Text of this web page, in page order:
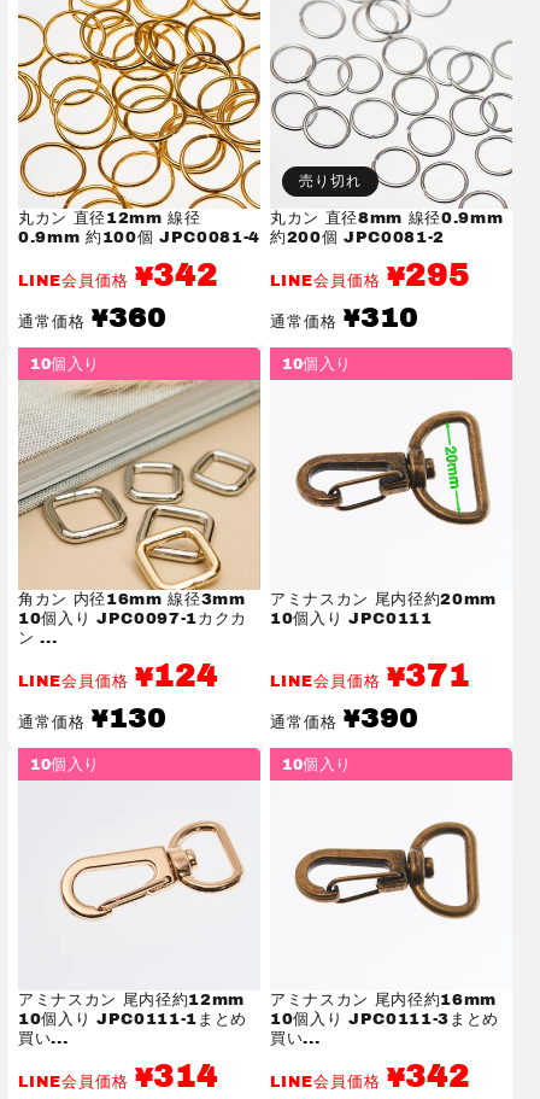
丸カン 直径12mm 線径
0.9mm 約100個 JPC0081-4
LINE会員価格 ¥342
通常価格
通
常
価
格
¥360
売り切れ
丸カン 直径8mm 線径0.9mm
約200個 JPC0081-2
LINE会員価格 ¥295
通常価格
通
常
価
格
¥310
10個入り
角カン 内径16mm 線径3mm
10個入り JPC0097-1カクカ
ン ...
LINE会員価格 ¥124
通常価格
通
常
価
格
¥130
10個入り
アミナスカン 尾内径約20mm
10個入り JPC0111
LINE会員価格 ¥371
通常価格
通
常
価
格
¥390
10個入り
アミナスカン 尾内径約12mm
10個入り JPC0111-1まとめ
買い...
LINE会員価格 ¥314
10個入り
アミナスカン 尾内径約16mm
10個入り JPC0111-3まとめ
買い...
LINE会員価格 ¥342